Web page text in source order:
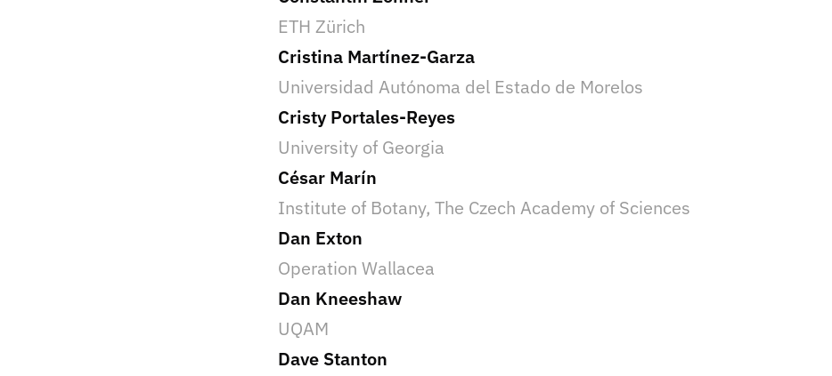
ETH Zürich
Cristina Martínez-Garza
Universidad Autónoma del Estado de Morelos
Cristy Portales-Reyes
University of Georgia
César Marín
Institute of Botany, The Czech Academy of Sciences
Dan Exton
Operation Wallacea
Dan Kneeshaw
UQAM
Dave Stanton